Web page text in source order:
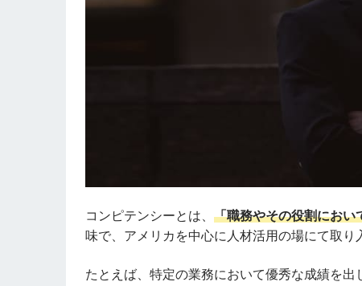
コンピテンシーとは、 「職務やその役割におい
味で、アメリカを中心に人材活用の場にて取り
たとえば、特定の業務において優秀な成績を